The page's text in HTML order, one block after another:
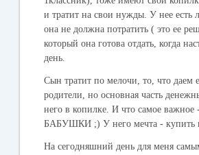
и тратит на свои нужды. У нее есть
она не должна потратить ( это ее
который она готова отдать, когда
день.
Сын тратит по мелочи, то, что даем
родители, но основная часть
него в копилке. И что самое важное
БАБУШКИ ;) У него мечта - купить
На сегодняшний день для меня